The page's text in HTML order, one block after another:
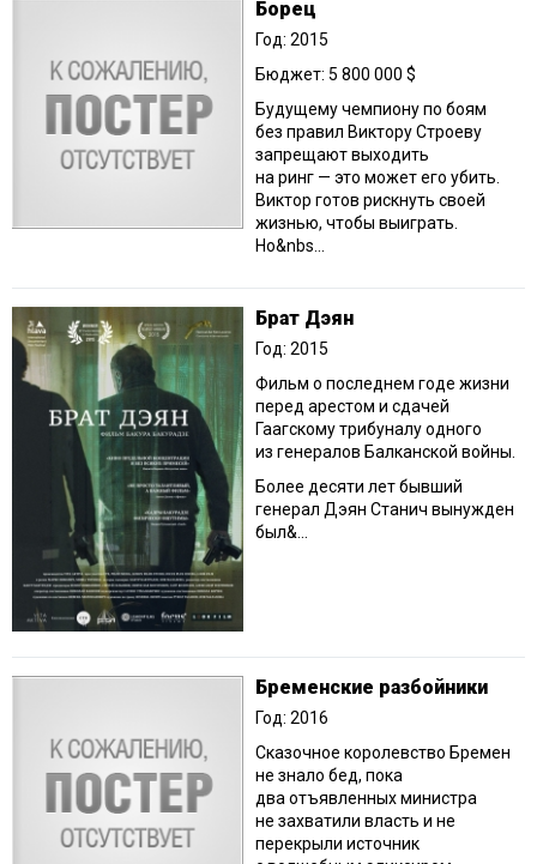
Борец
Год: 2015
Бюджет: 5 800 000 $
Будущему чемпиону по боям
без правил Виктору Строеву
запрещают выходить
на ринг — это может его убить.
Виктор готов рискнуть своей
жизнью, чтобы выиграть.
Но&nbs...
Брат Дэян
Год: 2015
Фильм о последнем годе жизни
перед арестом и сдачей
Гаагскому трибуналу одного
из генералов Балканской войны.
Более десяти лет бывший
генерал Дэян Станич вынужден
был&...
Бременские разбойники
Год: 2016
Сказочное королевство Бремен
не знало бед, пока
два отъявленных министра
не захватили власть и не
перекрыли источник